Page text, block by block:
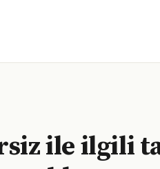
ile ilgili